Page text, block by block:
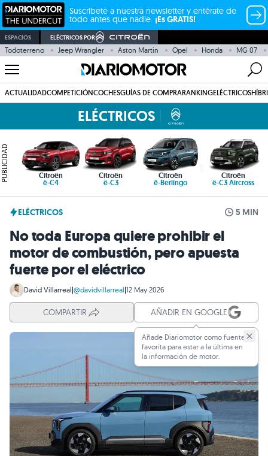
Suscríbete a nuestra newsletter y entérate de
todo antes que nadie. ¡Es GRATIS!
ESPACIOS ELÉCTRICOS POR
Todoterreno Jeep Wrangler Aston Martin Opel Honda MG 07
ACTUALIDADCOMPETICIÓNCOCHESGUÍAS DE COMPRARANKINGELÉCTRICOS
ELÉCTRICOS
PUBLICIDAD Citroën
ë-C4
Citroën
ë-C3
Citroën
ë-Berlingo
Citroën
ë-C3 Aircross
ELÉCTRICOS 5 MIN
No toda Europa quiere prohibir el
motor de combustión, pero apuesta
fuerte por el eléctrico
David Villarreal|@davidvillarreal|12 May 2026
COMPARTIR AÑADIR EN GOOGLE
Añade Diariomotor como fuente
favorita para estar a la última en
la información de motor.